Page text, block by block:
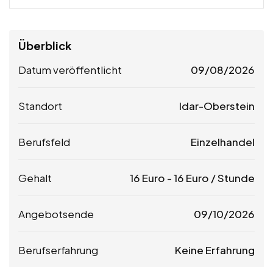
Überblick
Datum veröffentlicht 09/08/2026
Standort Idar-Oberstein
Berufsfeld Einzelhandel
Gehalt 16 Euro -16 Euro / Stunde
Angebotsende 09/10/2026
Berufserfahrung Keine Erfahrung